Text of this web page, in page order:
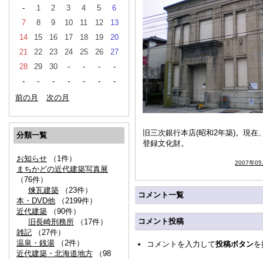
-
1 2 3 4 5
6
7
8 9 10 11 12
13
14
15 16 17 18 19
20
21
22 23 24 25 26
27
28
29 30 - - -
-
-
- - - - -
-
前の月
次の月
分類一覧
お知らせ （1件）
まちかどの近代建築写真展
（76件）
煉瓦建築 （23件）
本・DVD他 （2199件）
近代建築 （90件）
旧長崎刑務所 （17件）
雑記 （27件）
温泉・銭湯 （2件）
近代建築・北海道地方 （98
旧三次銀行本店(昭和2年築)。現
登録文化財。
2007年05
コメント一覧
コメント投稿
コメントを入力して投稿ボタン